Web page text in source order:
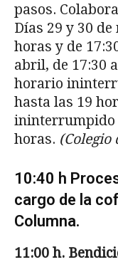
pasos.
Días 29 y 30 de
horas y de
abril, de 17:30
horario
hasta las 19
ininterrumpido
horas. (Colegio
10:40 h
cargo de la
Columna.
11:00 h.